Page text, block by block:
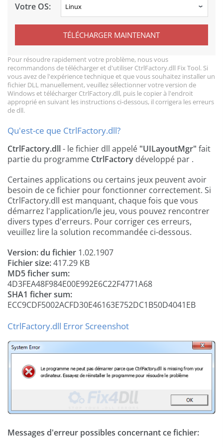
Votre OS:
TÉLÉCHARGER MAINTENANT
Pour résoudre rapidement votre problème, nous vous
recommandons de télécharger et d'utiliser CtrlFactory.dll Fix Tool. Si
vous avez de l'expérience technique et que vous souhaitez installer un
fichier DLL manuellement, veuillez sélectionner votre version de
Windows et télécharger CtrlFactory.dll, puis le copier à l'endroit
approprié en suivant les instructions ci-dessous, il corrigera les erreurs
de dll.
Qu'est-ce que CtrlFactory.dll?
CtrlFactory.dll- le fichier dll appelé "UILayoutMgr" fait
partie du programme CtrlFactory développé par .
Certaines applications ou certains jeux peuvent avoir
besoin de ce fichier pour fonctionner correctement. Si
CtrlFactory.dll est manquant, chaque fois que vous
démarrez l'application/le jeu, vous pouvez rencontrer
divers types d'erreurs. Pour corriger ces erreurs,
veuillez lire la solution recommandée ci-dessous.
Version: du fichier 1.02.1907
Fichier size:417.29 KB
MD5 ficher sum:
4D3FEA48F984E00E992E6C22F4771A68
SHA1 ficher sum:
ECC9CDF5002ACFD30E46163E752DC1B50D4041EB
CtrlFactory.dll Error Screenshot
Messages d'erreur possibles concernant ce fichier: